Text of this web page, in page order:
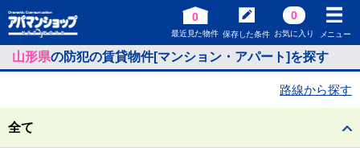
0
最近見た物件 保存した条件
0
お気に入り メニュー
山形県の防犯の賃貸物件[マンション・アパート]を探す
路線から探す
全て